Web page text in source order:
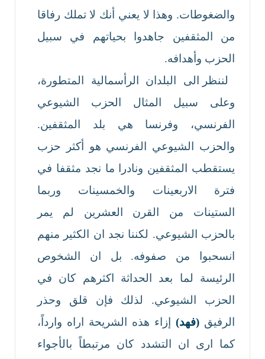
والضغوطات. وهذا لا يعني أنك لا تملك رفاقا
من المثقفين جاهدوا بحياتهم في سبيل
الحزب وأهدافه.
لننظر الى البلدان الرأسمالية المتطورة،
وعلى سبيل المثال الحزب الشيوعي
الفرنسي، وفرنسا هي بلد المثقفين.
والحزب الشيوعي الفرنسي هو أكثر حزب
يستقطب المثقفين ونادرا ما نجد مثقفا في
فترة الاربعينات والخمسينات وربما
الستينات من القرن العشرين لم يمر
بالحزب الشيوعي. لكننا نجد ان الكثير منهم
انسحبوا من صفوفه. بل ان الشخوص
الرئيسة لما بعد الحداثة اكثرهم كان في
الحزب الشيوعي. لذلك فإن قلق وحذر
الرفيق (فهد) إزاء هذه الشريحة اراه وارداً،
كما ارى ان التشدد كان مرتبطاً بالأجواء